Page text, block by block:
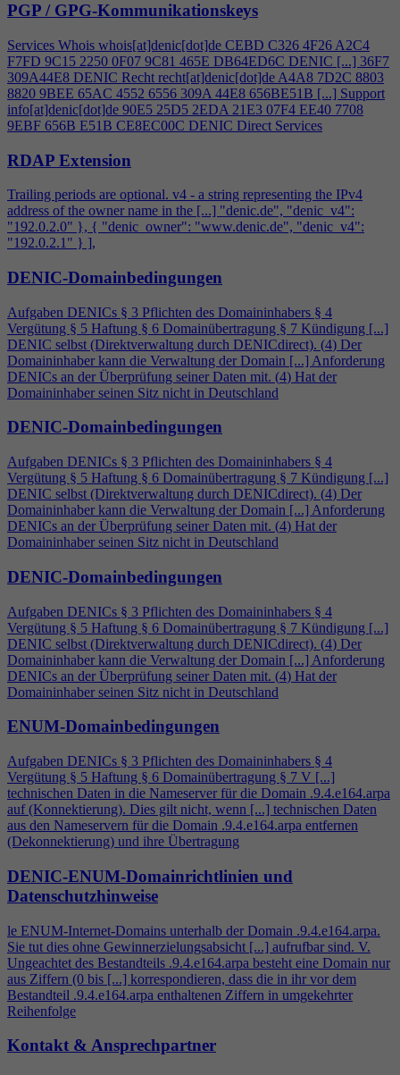
PGP / GPG-Kommunikationskeys
Services Whois whois[at]denic[dot]de CEBD C326 4F26 A2C4
F7FD 9C15 2250 0F07 9C81 465E DB64ED6C DENIC [...] 36F7
309A44E8 DENIC Recht recht[at]denic[dot]de A4A8 7D2C 8803
8820 9BEE 65AC 4552 6556 309A 44E8 656BE51B [...] Support
info[at]denic[dot]de 90E5 25D5 2EDA 21E3 07F4 EE40 7708
9EBF 656B E51B CE8EC00C DENIC Direct Services
RDAP Extension
Trailing periods are optional. v4 - a string representing the IPv4
address of the owner name in the [...] "denic.de", "denic_v4":
"192.0.2.0" }, { "denic_owner": "www.denic.de", "denic_v4":
"192.0.2.1" } ],
DENIC-Domainbedingungen
Aufgaben DENICs § 3 Pflichten des Domaininhabers § 4
Vergütung § 5 Haftung § 6 Domainübertragung § 7 Kündigung [...]
DENIC selbst (Direktverwaltung durch DENICdirect). (4) Der
Domaininhaber kann die Verwaltung der Domain [...] Anforderung
DENICs an der Überprüfung seiner Daten mit. (4) Hat der
Domaininhaber seinen Sitz nicht in Deutschland
DENIC-Domainbedingungen
Aufgaben DENICs § 3 Pflichten des Domaininhabers § 4
Vergütung § 5 Haftung § 6 Domainübertragung § 7 Kündigung [...]
DENIC selbst (Direktverwaltung durch DENICdirect). (4) Der
Domaininhaber kann die Verwaltung der Domain [...] Anforderung
DENICs an der Überprüfung seiner Daten mit. (4) Hat der
Domaininhaber seinen Sitz nicht in Deutschland
DENIC-Domainbedingungen
Aufgaben DENICs § 3 Pflichten des Domaininhabers § 4
Vergütung § 5 Haftung § 6 Domainübertragung § 7 Kündigung [...]
DENIC selbst (Direktverwaltung durch DENICdirect). (4) Der
Domaininhaber kann die Verwaltung der Domain [...] Anforderung
DENICs an der Überprüfung seiner Daten mit. (4) Hat der
Domaininhaber seinen Sitz nicht in Deutschland
ENUM-Domainbedingungen
Aufgaben DENICs § 3 Pflichten des Domaininhabers § 4
Vergütung § 5 Haftung § 6 Domainübertragung § 7 V [...]
technischen Daten in die Nameserver für die Domain .9.4.e164.arpa
auf (Konnektierung). Dies gilt nicht, wenn [...] technischen Daten
aus den Nameservern für die Domain .9.4.e164.arpa entfernen
(Dekonnektierung) und ihre Übertragung
DENIC-ENUM-Domainrichtlinien und
Datenschutzhinweise
le ENUM-Internet-Domains unterhalb der Domain .9.4.e164.arpa.
Sie tut dies ohne Gewinnerzielungsabsicht [...] aufrufbar sind. V.
Ungeachtet des Bestandteils .9.4.e164.arpa besteht eine Domain nur
aus Ziffern (0 bis [...] korrespondieren, dass die in ihr vor dem
Bestandteil .9.4.e164.arpa enthaltenen Ziffern in umgekehrter
Reihenfolge
Kontakt & Ansprechpartner